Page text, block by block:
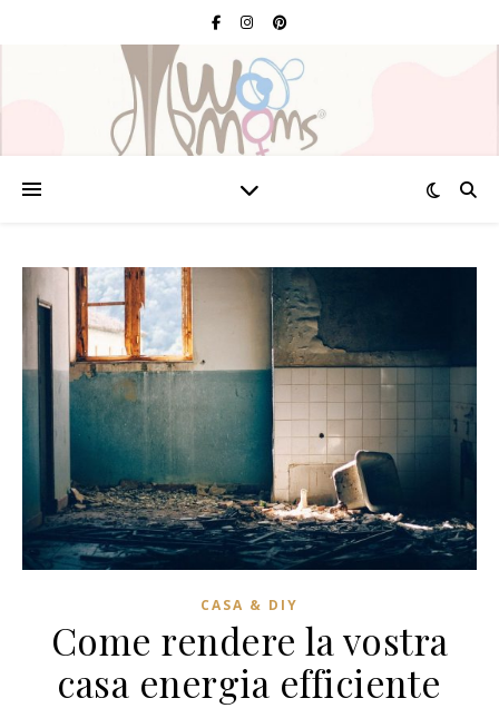
CASA & DIY
Come rendere la vostra
casa energia efficiente